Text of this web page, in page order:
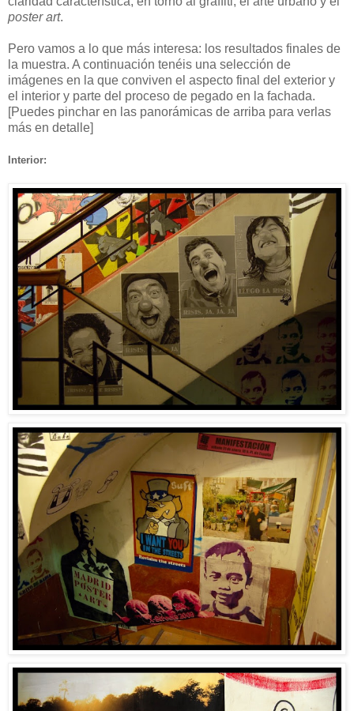
poster art.
Pero vamos a lo que más interesa: los resultados finales de
la muestra. A continuación tenéis una selección de
imágenes en la que conviven el aspecto final del exterior y
el interior y parte del proceso de pegado en la fachada.
[Puedes pinchar en las panorámicas de arriba para verlas
más en detalle]
Interior: